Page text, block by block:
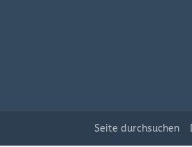
Seite durchsuchen